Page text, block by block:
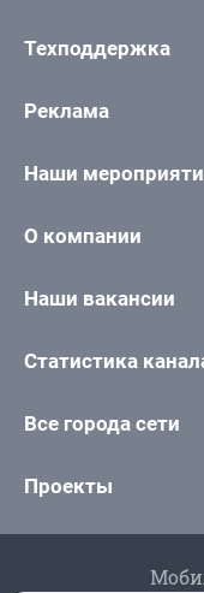
Техподдержка
Реклама
Наши
О компании
Наши вакансии
Статистика
Все города сети
Проекты